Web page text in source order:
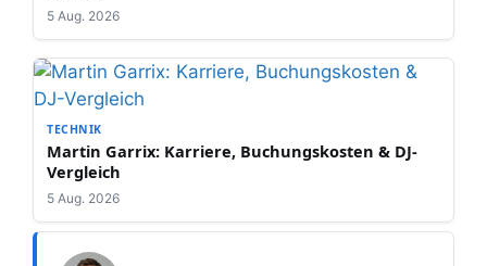
5 Aug. 2026
TECHNIK
Martin Garrix: Karriere, Buchungskosten & DJ-
Vergleich
5 Aug. 2026